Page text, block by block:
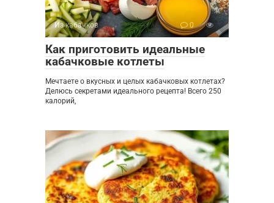
Из кабачков 0
Как приготовить идеальные
кабачковые котлеты
Мечтаете о вкусных и целых кабачковых котлетах?
Делюсь секретами идеального рецепта! Всего 250
калорий,